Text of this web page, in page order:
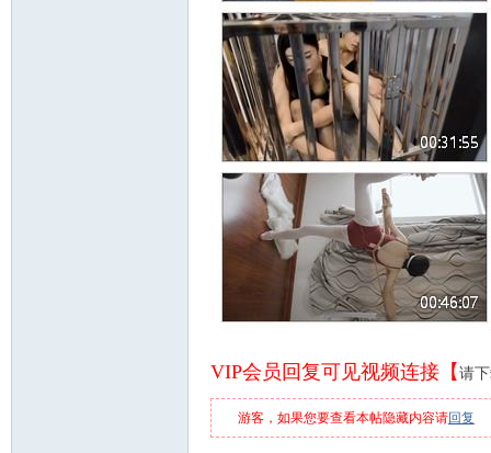
VIP会员回复可见视频连接【请
游客，如果您要查看本帖隐藏内容请回复